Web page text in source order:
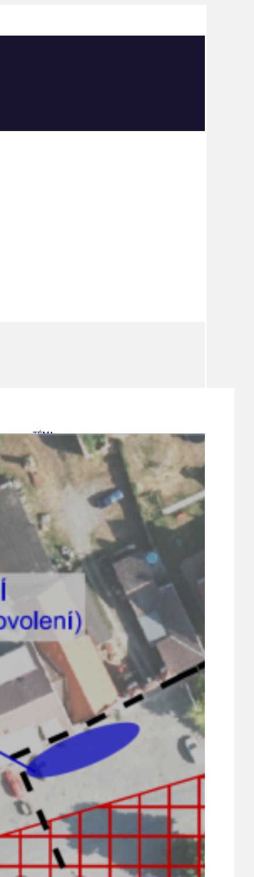
TÉMA
TÉMATA SPÍCÍ
UDRŽITELNOST
ÚJEZDSKÉ JEDNOSMĚRKY
ÚJEZDSKÝ ZPRAVODAJ
ÚVALSKÉ KOUPALIŠTĚ
ÚZEMNÍ A STRATEGICKÝ PLÁN
VEŘEJNÉ ZAKÁZKY, VOLNÁ PRACOVNÍ MÍSTA